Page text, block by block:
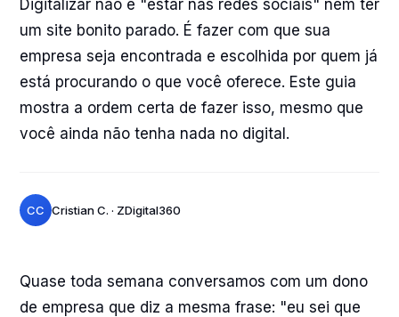
Digitalizar não é "estar nas redes sociais" nem ter
um site bonito parado. É fazer com que sua
empresa seja encontrada e escolhida por quem já
está procurando o que você oferece. Este guia
mostra a ordem certa de fazer isso, mesmo que
você ainda não tenha nada no digital.
CC Cristian C. · ZDigital360
Quase toda semana conversamos com um dono
de empresa que diz a mesma frase: "eu sei que